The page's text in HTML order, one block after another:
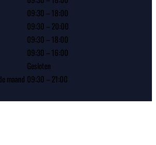
09:30 – 18:00
09:30 – 20:00
09:30 – 18:00
09:30 – 16:00
Gesloten
maand 09:30 – 21:00